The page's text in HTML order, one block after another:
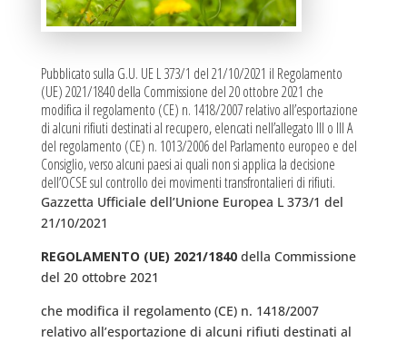
Pubblicato sulla G.U. UE L 373/1 del 21/10/2021 il Regolamento
(UE) 2021/1840 della Commissione del 20 ottobre 2021 che
modifica il regolamento (CE) n. 1418/2007 relativo all’esportazione
di alcuni rifiuti destinati al recupero, elencati nell’allegato III o III A
del regolamento (CE) n. 1013/2006 del Parlamento europeo e del
Consiglio, verso alcuni paesi ai quali non si applica la decisione
dell’OCSE sul controllo dei movimenti transfrontalieri di rifiuti.
Gazzetta Ufficiale dell’Unione Europea L 373/1 del
21/10/2021
REGOLAMENTO (UE) 2021/1840della Commissione
del 20 ottobre 2021
che modifica il regolamento (CE) n. 1418/2007
relativo all’esportazione di alcuni rifiuti destinati al